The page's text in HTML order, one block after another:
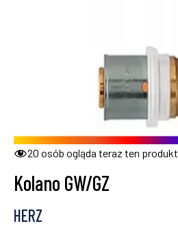
20 osób ogląda teraz ten produkt
Kolano GW/GZ
HERZ